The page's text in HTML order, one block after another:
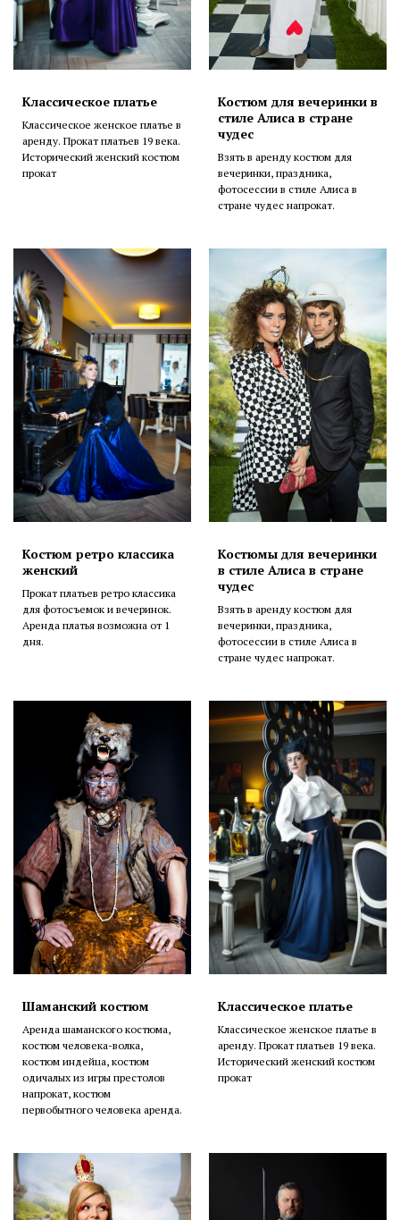
Классическое платье
Классическое женское платье в
аренду. Прокат платьев 19 века.
Исторический женский костюм
прокат
Костюм для вечеринки в
стиле Алиса в стране
чудес
Взять в аренду костюм для
вечеринки, праздника,
фотосессии в стиле Алиса в
стране чудес напрокат.
Костюм ретро классика
женский
Прокат платьев ретро классика
для фотосъемок и вечеринок.
Аренда платья возможна от 1
дня.
Костюмы для вечеринки
в стиле Алиса в стране
чудес
Взять в аренду костюм для
вечеринки, праздника,
фотосессии в стиле Алиса в
стране чудес напрокат.
Шаманский костюм
Аренда шаманского костюма,
костюм человека-волка,
костюм индейца, костюм
одичалых из игры престолов
напрокат, костюм
первобытного человека аренда.
Классическое платье
Классическое женское платье в
аренду. Прокат платьев 19 века.
Исторический женский костюм
прокат